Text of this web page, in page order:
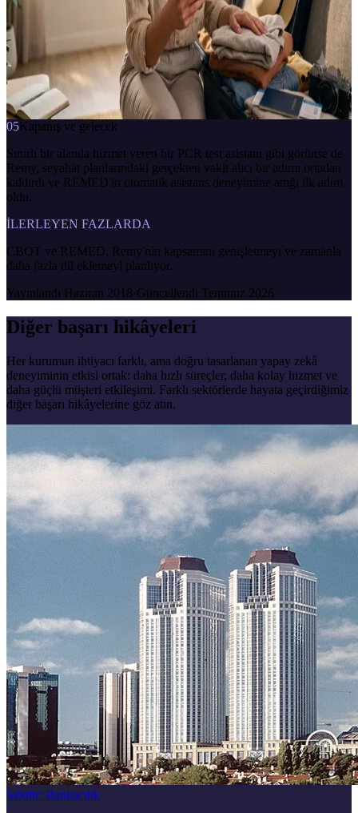
Randevu isteği · Randevu sorgulama · Sonuç bilgisi
REMED Assistance Danışman
çevrimiçi · anlık yanıt
I need a PCR test appointment
7/24
anlık yanıt bağlama duyarlı
İletişime geç
05Kapanış ve gelecek
Sınırlı bir alanda hizmet veren bir PCR test asistanı gibi görünse de
Remy, seyahat planlarındaki gerçekten vakit alıcı bir adımı ortadan
kaldırdı ve REMED'in otomatik asistans deneyimine attığı ilk adım
oldu.
İLERLEYEN FAZLARDA
CBOT ve REMED, Remy'nin kapsamını genişletmeyi ve zamanla
daha fazla dil eklemeyi planlıyor.
Yayınlandı Haziran 2018·Güncellendi Temmuz 2026
Diğer başarı hikâyeleri
Her kurumun ihtiyacı farklı, ama doğru tasarlanan yapay zekâ
deneyiminin etkisi ortak: daha hızlı süreçler, daha kolay hizmet ve
daha güçlü müşteri etkileşimi. Farklı sektörlerde hayata geçirdiğimiz
diğer başarı hikâyelerine göz atın.
Sektör: Bankacılık